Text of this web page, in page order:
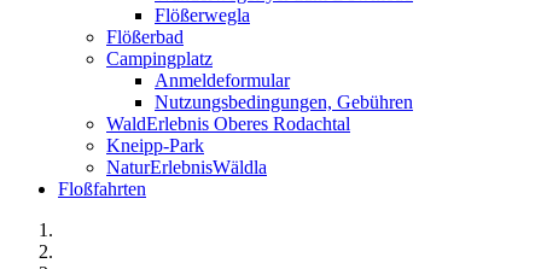
Flößerwegla
Flößerbad
Campingplatz
Anmeldeformular
Nutzungsbedingungen, Gebühren
WaldErlebnis Oberes Rodachtal
Kneipp-Park
NaturErlebnisWäldla
Floßfahrten